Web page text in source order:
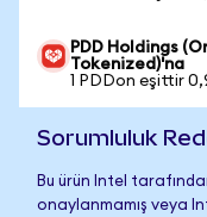
PDD Holdings
Tokenized)'na
1 PDDon eşittir
Sorumluluk
Bu ürün Intel
onaylanmamış veya